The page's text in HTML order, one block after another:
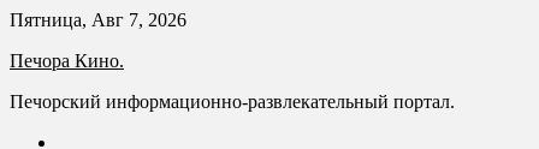
Skip
content
Пятница, Авг 7, 2026
Печора Кино.
Печорский информационно-развлекательный портал.